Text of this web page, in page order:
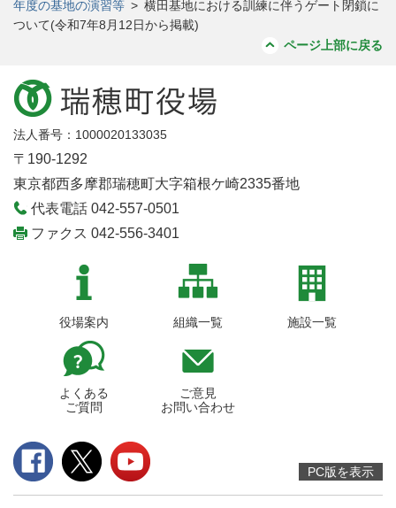
年度の基地の演習等 > 横田基地における訓練に伴うゲート閉鎖に
ついて(令和7年8月12日から掲載)
ページ上部に戻る
法人番号：1000020133035
〒190-1292
東京都西多摩郡瑞穂町大字箱根ケ崎2335番地
代表電話 042-557-0501
ファクス 042-556-3401
役場案内 組織一覧 施設一覧
よくある
ご質問
ご意見
お問い合わせ
PC版を表示